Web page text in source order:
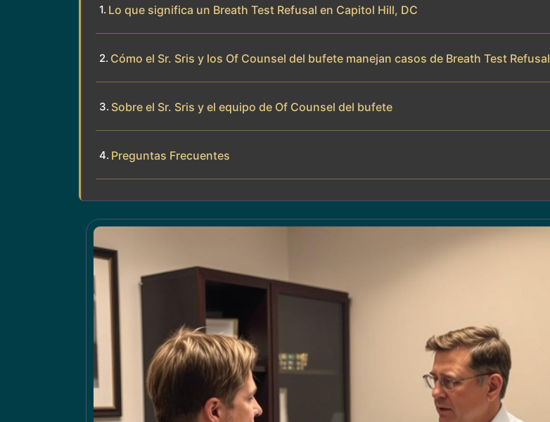
Lo que significa un Breath Test Refusal en Capitol Hill, DC
Cómo el Sr. Sris y los Of Counsel del bufete manejan casos de Breath Test Refusal
Sobre el Sr. Sris y el equipo de Of Counsel del bufete
Preguntas Frecuentes